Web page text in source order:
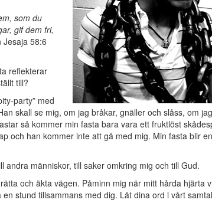
som du
gif dem fri,
Jesaja 58:6
reflekterar
till?
party” med
skall se mig, om jag bråkar, gnäller och slåss, om
så kommer min fasta bara vara ett fruktlöst
och han kommer inte att gå med mig. Min fasta blir
människor, till saker omkring mig och till Gud.
och äkta vägen. Påminn mig när mitt hårda hjärta
stund tillsammans med dig. Låt dina ord i vårt